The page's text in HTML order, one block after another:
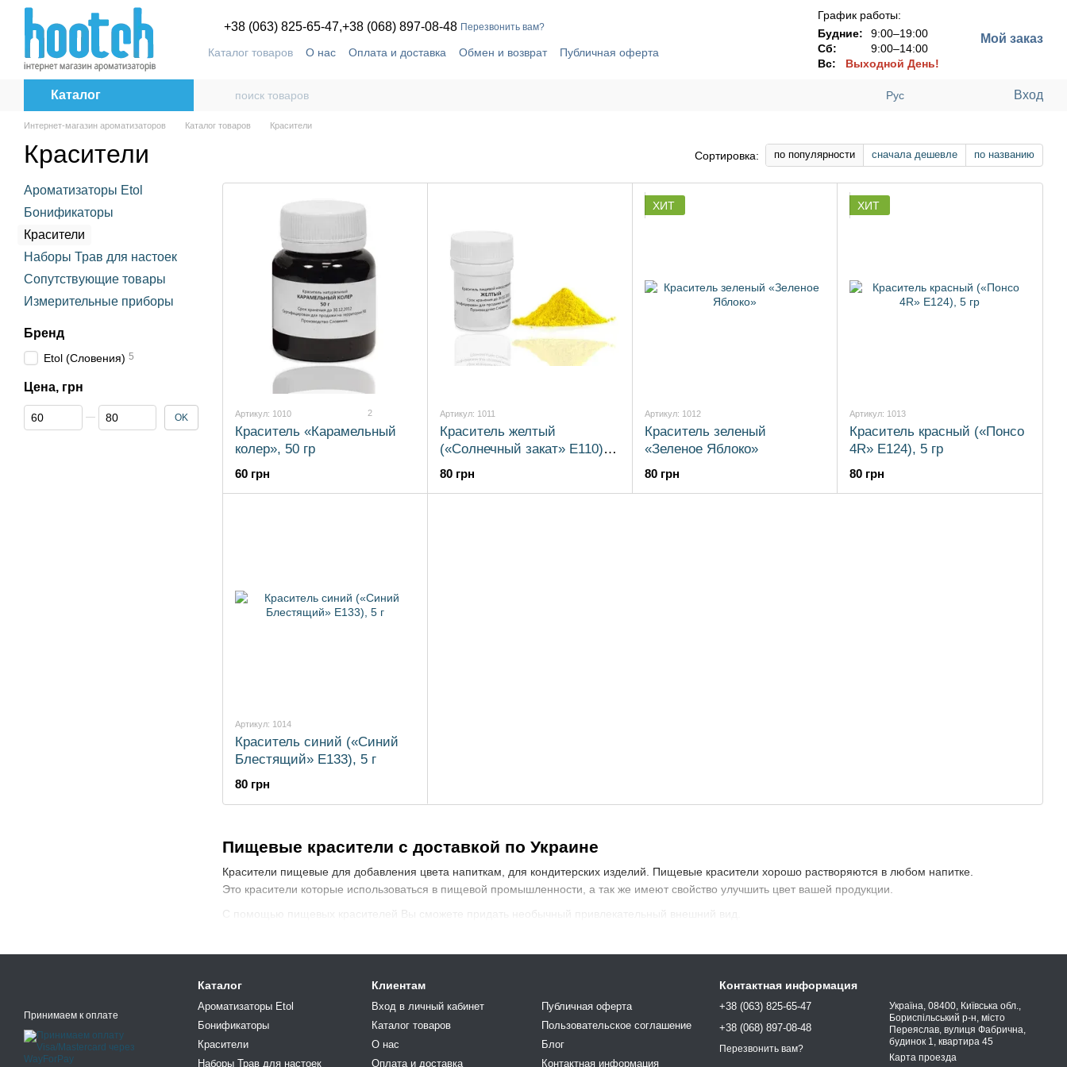
Перейти к основному контенту
+38 (063) 825-65-47,+38 (068) 897-08-48 Перезвонить вам?
Каталог товаров О нас Оплата и доставка Обмен и возврат
Публичная оферта
График работы:
Будние:
9:00–19:00
Сб:
9:00–14:00
Вс: Выходной День!
Мой заказ
Каталог Рус Вход
Интернет-магазин ароматизаторов Каталог товаров Красители
Красители Сортировка: по популярности сначала дешевле по названию
Пищевые красители с доставкой по Украине
Красители пищевые для добавления цвета напиткам, для кондитерских изделий. Пищевые красители хорошо растворяются в любом напитке.
Это красители которые использоваться в пищевой промышленности, а так же имеют свойство улучшить цвет вашей продукции.
С помощью пищевых красителей Вы сможете придать необычный привлекательный внешний вид.
Артикул: 1010 2
Краситель «Карамельный
колер», 50 гр
60 грн
Артикул: 1011
Краситель желтый
(«Солнечный закат» E110), 5
гр
80 грн
ХИТ
Артикул: 1012
Краситель зеленый
«Зеленое Яблоко»
80 грн
ХИТ
Артикул: 1013
Краситель красный («Понсо
4R» E124), 5 гр
80 грн
Артикул: 1014
Краситель синий («Синий
Блестящий» E133), 5 г
80 грн
Ароматизаторы Etol
Бонификаторы
Красители
Наборы Трав для настоек
Сопутствующие товары
Измерительные приборы
Бренд
Etol (Словения) 5
Цена, грн
От Цена, грн
До Цена, грн OK
Принимаем к оплате
Каталог
Ароматизаторы Etol
Бонификаторы
Красители
Наборы Трав для настоек
Клиентам
Вход в личный кабинет
Каталог товаров
О нас
Оплата и доставка
Публичная оферта
Пользовательское соглашение
Блог
Контактная информация
Контактная информация
+38 (063) 825-65-47
+38 (068) 897-08-48
Перезвонить вам?
Україна, 08400, Київська обл.,
Бориспільський р-н, місто
Переяслав, вулиця Фабрична,
будинок 1, квартира 45
Карта проезда